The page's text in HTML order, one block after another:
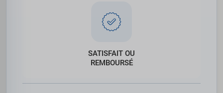
SATISFAIT OU
REMBOURSÉ